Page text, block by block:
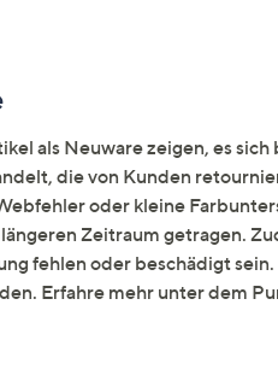
als Neuware zeigen, es sich
die von Kunden
oder kleine
Zeitraum getragen.
fehlen oder beschädigt
Erfahre mehr unter dem